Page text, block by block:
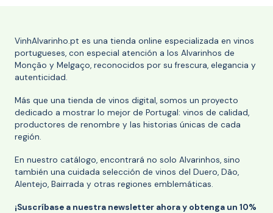
VinhAlvarinho.pt es una tienda online especializada en vinos
portugueses, con especial atención a los Alvarinhos de
Monção y Melgaço, reconocidos por su frescura, elegancia y
autenticidad.
Más que una tienda de vinos digital, somos un proyecto
dedicado a mostrar lo mejor de Portugal: vinos de calidad,
productores de renombre y las historias únicas de cada
región.
En nuestro catálogo, encontrará no solo Alvarinhos, sino
también una cuidada selección de vinos del Duero, Dão,
Alentejo, Bairrada y otras regiones emblemáticas.
¡Suscríbase a nuestra newsletter ahora y obtenga un 10%